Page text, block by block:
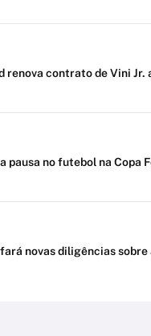
renova contrato de Vini Jr.
pausa no futebol na Copa
fará novas diligências